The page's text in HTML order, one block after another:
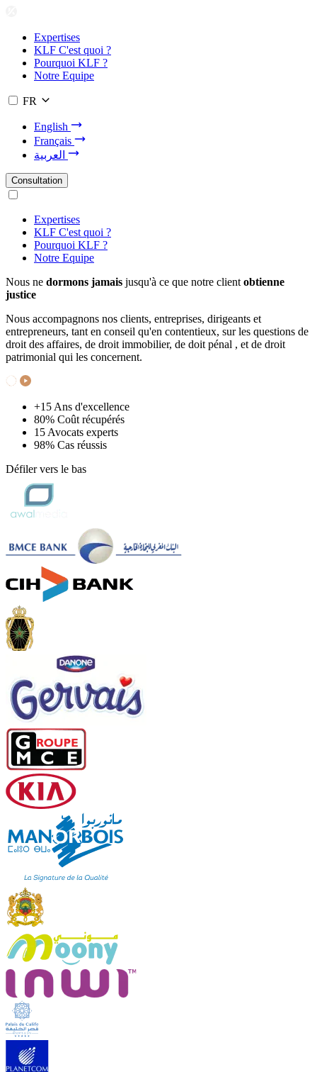
Expertises
KLF C'est quoi ?
Pourquoi KLF ?
Notre Equipe
FR
English
Français
Consultation
Expertises
KLF C'est quoi ?
Pourquoi KLF ?
Notre Equipe
Nous ne dormons jamais jusqu'à ce que notre client obtienne
justice
Nous accompagnons nos clients, entreprises, dirigeants et
entrepreneurs, tant en conseil qu'en contentieux, sur les questions de
droit des affaires, de droit immobilier, de doit pénal , et de droit
patrimonial qui les concernent.
+15 Ans d'excellence
80% Coût récupérés
15 Avocats experts
98% Cas réussis
Défiler vers le bas